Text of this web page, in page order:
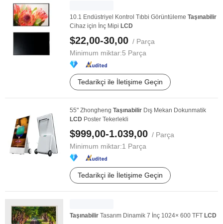
10.1 Endüstriyel Kontrol Tıbbi Görüntüleme Taşınabilir
Cihaz için İnç Mipi LCD
$22,00-30,00 / Parça
Minimum miktar:5 Parça
Tedarikçi ile İletişime Geçin
55" Zhongheng Taşınabilir Dış Mekan Dokunmatik
LCD Poster Tekerlekli
$999,00-1.039,00 / Parça
Minimum miktar:1 Parça
Tedarikçi ile İletişime Geçin
Taşınabilir Tasarım Dinamik 7 İnç 1024× 600 TFT LCD